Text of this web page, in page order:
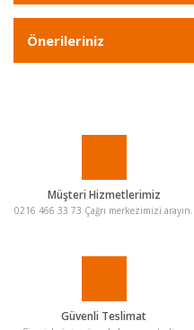
Önerileriniz
Müşteri Hizmetlerimiz
0216 466 33 73 Çağrı merkezimizi arayın.
Güvenli Teslimat